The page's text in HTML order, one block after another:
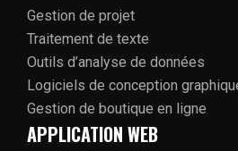
Gestion de projet
Traitement de texte
Outils d’analyse de données
Logiciels de conception
Gestion de boutique en ligne
APPLICATION WEB